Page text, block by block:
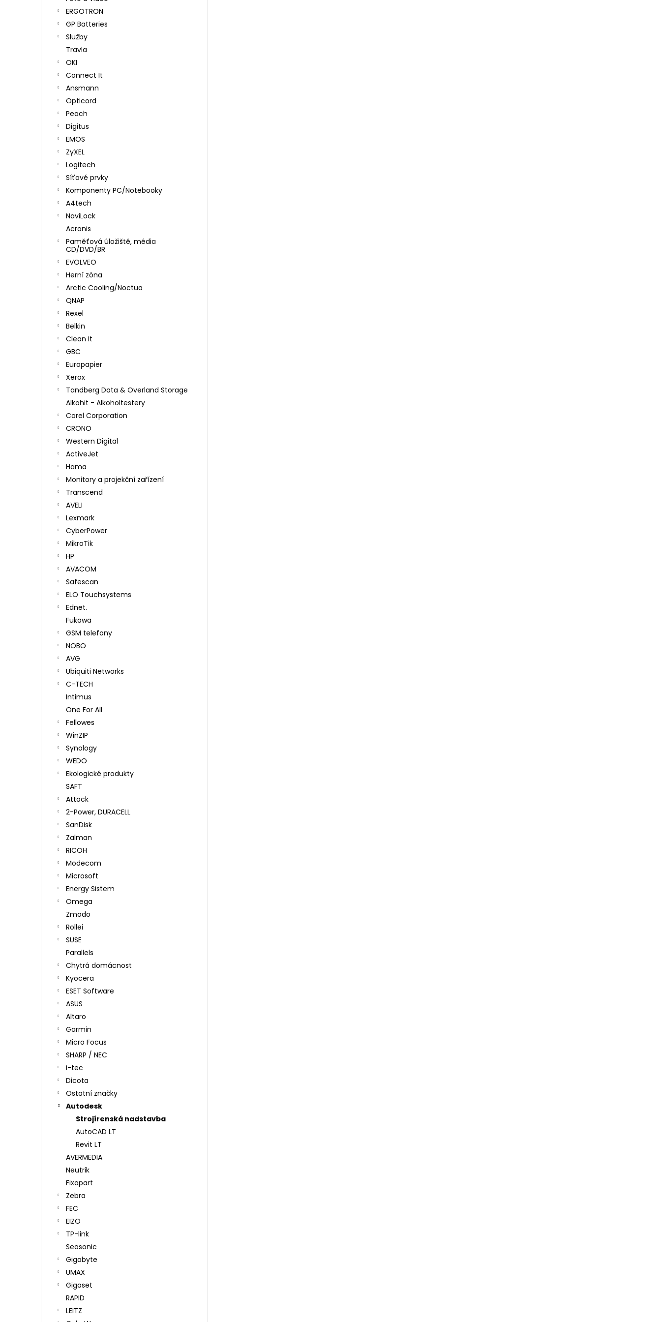
ERGOTRON
GP Batteries
Služby
Travla
OKI
Connect It
Ansmann
Opticord
Peach
Digitus
EMOS
ZyXEL
Logitech
Síťové prvky
Komponenty PC/Notebooky
A4tech
NaviLock
Acronis
Paměťová úložiště, média
CD/DVD/BR
EVOLVEO
Herní zóna
Arctic Cooling/Noctua
QNAP
Rexel
Belkin
Clean It
GBC
Europapier
Xerox
Tandberg Data & Overland Storage
Alkohit - Alkoholtestery
Corel Corporation
CRONO
Western Digital
ActiveJet
Hama
Monitory a projekční zařízení
Transcend
AVELI
Lexmark
CyberPower
MikroTik
HP
AVACOM
Safescan
ELO Touchsystems
Ednet.
Fukawa
GSM telefony
NOBO
AVG
Ubiquiti Networks
C-TECH
Intimus
One For All
Fellowes
WinZIP
Synology
WEDO
Ekologické produkty
SAFT
Attack
2-Power, DURACELL
SanDisk
Zalman
RICOH
Modecom
Microsoft
Energy Sistem
Omega
Zmodo
Rollei
SUSE
Parallels
Chytrá domácnost
Kyocera
ESET Software
ASUS
Altaro
Garmin
Micro Focus
SHARP / NEC
i-tec
Dicota
Ostatní značky
Autodesk
Strojírenská nadstavba
AutoCAD LT
Revit LT
AVERMEDIA
Neutrik
Fixapart
Zebra
FEC
EIZO
TP-link
Seasonic
Gigabyte
UMAX
Gigaset
RAPID
LEITZ